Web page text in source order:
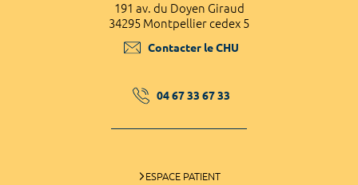
191 av. du Doyen Giraud
34295 Montpellier cedex 5
Contacter le CHU
04 67 33 67 33
ESPACE PATIENT